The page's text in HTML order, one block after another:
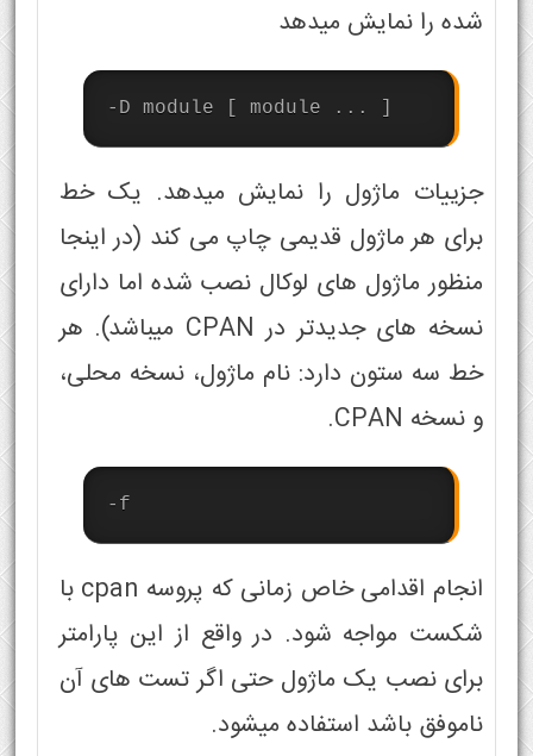
شده را نمایش میدهد
-D module [ module ... ]
جزییات ماژول را نمایش میدهد. یک خط
برای هر ماژول قدیمی چاپ می کند (در اینجا
منظور ماژول های لوکال نصب شده اما دارای
نسخه های جدیدتر در CPAN میباشد). هر
خط سه ستون دارد: نام ماژول، نسخه محلی،
و نسخه CPAN.
-f
انجام اقدامی خاص زمانی که پروسه cpan با
شکست مواجه شود. در واقع از این پارامتر
برای نصب یک ماژول حتی اگر تست های آن
ناموفق باشد استفاده میشود.